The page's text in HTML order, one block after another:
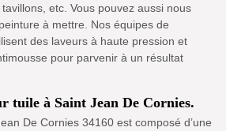
etc. Vous pouvez aussi nous
à mettre. Nos équipes de
des laveurs à haute pression et
pour parvenir à un résultat
tuile à Saint Jean De Cornies.
De Cornies 34160 est composé d’une